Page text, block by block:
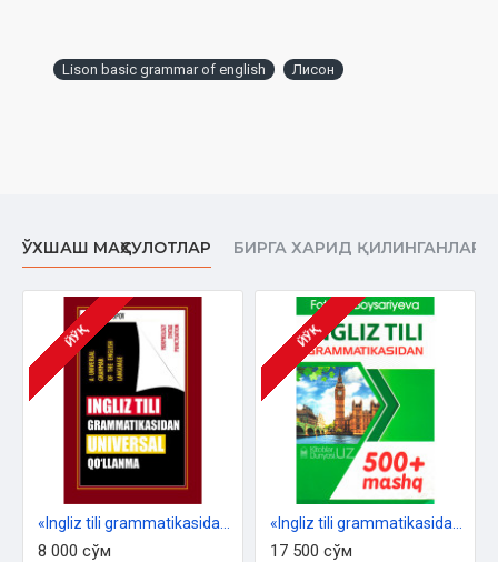
Lison basic grammar of english Лисон
ЎХШАШ МАҲСУЛОТЛАР БИРГА ХАРИД ҚИЛИНГАНЛАР
ЙЎҚ
8 000 сўм
ЙЎҚ
17 500 сўм